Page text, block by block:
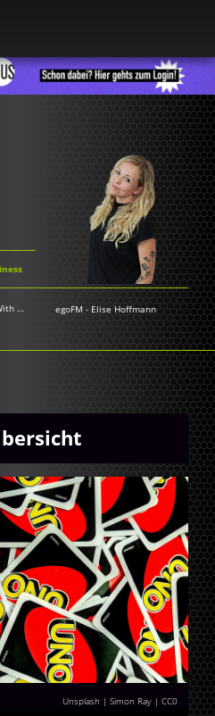
Tegan and Sara - Walking With a Ghost egoFM - Elise Hoffmann
Unsplash | Simon Ray | CC0